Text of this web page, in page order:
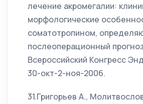
лечение акромегалии:
морфологические
соматотропином,
послеоперационный
Всероссийский Конгресс
30-окт-2-ноя-2006.
31.Григорьев А.,